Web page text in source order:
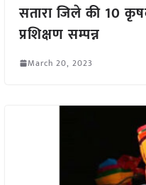
सतारा जिले की 10
प्रशिक्षण सम्पन्न
March 20, 2023